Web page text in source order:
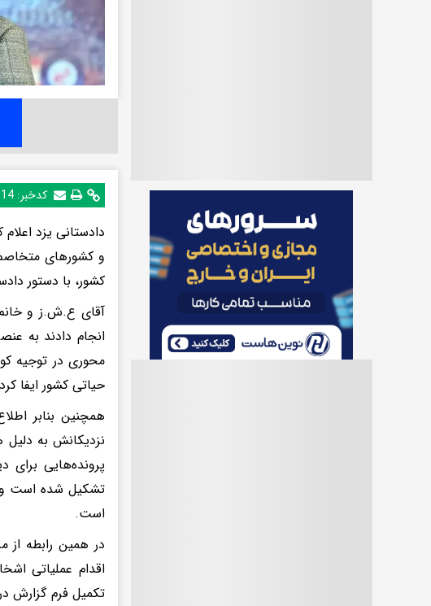
کدخبر:
دادستانی یزد
و کشورهای
کشور، با دستور
آقای ع.ش.ز و
انجام دادند به
محوری در توجیه
حیاتی کشور ایفا
همچنین بنابر
نزدیکانش به
پرونده‌هایی
تشکیل شده است و
است.
در همین رابطه از
اقدام عملیاتی